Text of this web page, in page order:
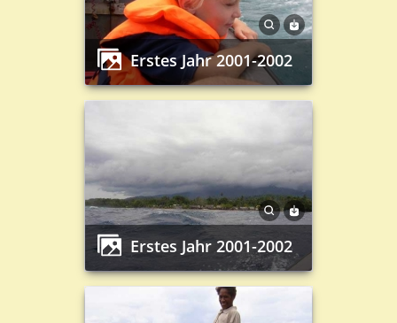
Erstes Jahr 2001-2002
Erstes Jahr 2001-2002